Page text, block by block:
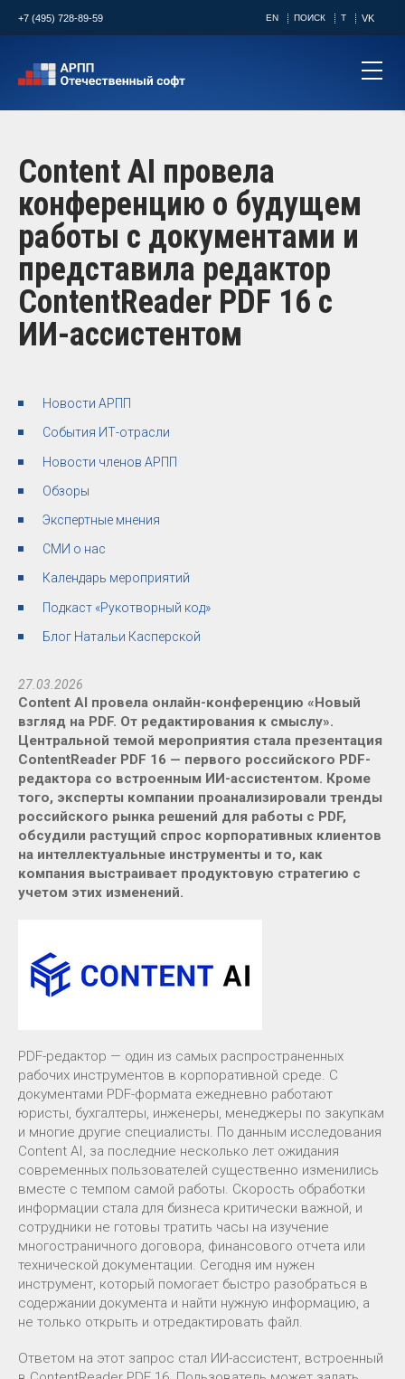
+7 (495) 728-89-59 EN ПОИСК T VK
Content AI провела
конференцию о будущем
работы с документами и
представила редактор
ContentReader PDF 16 с
ИИ-ассистентом
Новости АРПП
События ИТ-отрасли
Новости членов АРПП
Обзоры
Экспертные мнения
СМИ о нас
Календарь мероприятий
Подкаст «Рукотворный код»
Блог Натальи Касперской
27.03.2026
Content AI провела онлайн-конференцию «Новый
взгляд на PDF. От редактирования к смыслу».
Центральной темой мероприятия стала презентация
ContentReader PDF 16 — первого российского PDF-
редактора со встроенным ИИ-ассистентом. Кроме
того, эксперты компании проанализировали тренды
российского рынка решений для работы с PDF,
обсудили растущий спрос корпоративных клиентов
на интеллектуальные инструменты и то, как
компания выстраивает продуктовую стратегию с
учетом этих изменений.
PDF-редактор — один из самых распространенных
рабочих инструментов в корпоративной среде. С
документами PDF-формата ежедневно работают
юристы, бухгалтеры, инженеры, менеджеры по закупкам
и многие другие специалисты. По данным исследования
Content AI, за последние несколько лет ожидания
современных пользователей существенно изменились
вместе с темпом самой работы. Скорость обработки
информации стала для бизнеса критически важной, и
сотрудники не готовы тратить часы на изучение
многостраничного договора, финансового отчета или
технической документации. Сегодня им нужен
инструмент, который помогает быстро разобраться в
содержании документа и найти нужную информацию, а
не только открыть и отредактировать файл.
Ответом на этот запрос стал ИИ-ассистент, встроенный